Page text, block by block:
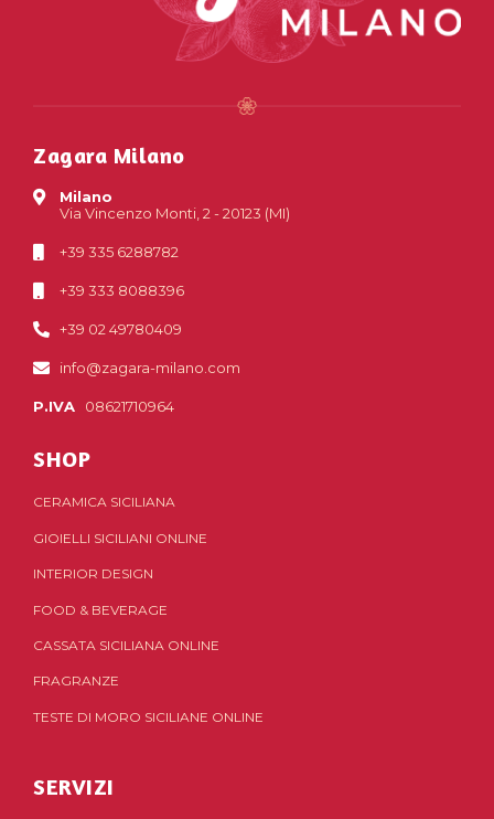
Zagara Milano
Milano
Via Vincenzo Monti, 2 - 20123 (MI)
+39 335 6288782
+39 333 8088396
+39 02 49780409
info@zagara-milano.com
P.IVA 08621710964
SHOP
CERAMICA SICILIANA
GIOIELLI SICILIANI ONLINE
INTERIOR DESIGN
FOOD & BEVERAGE
CASSATA SICILIANA ONLINE
FRAGRANZE
TESTE DI MORO SICILIANE ONLINE
SERVIZI